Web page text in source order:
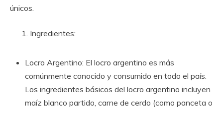
únicos.
Ingredientes:
Locro Argentino: El locro argentino es más
comúnmente conocido y consumido en todo el país.
Los ingredientes básicos del locro argentino incluyen
maíz blanco partido, carne de cerdo (como panceta o